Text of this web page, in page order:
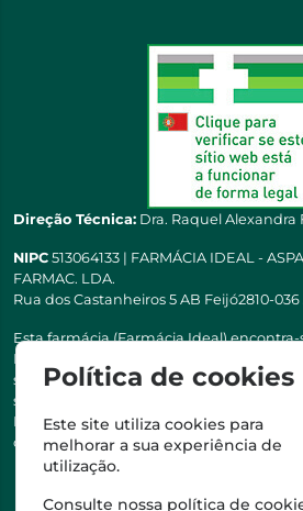
Direção Técnica: Dra. Raquel
NIPC 513064133 | FARMÁCIA IDEAL -
FARMAC. LDA.
Rua dos Castanheiros 5 AB Feijó2810-
Esta farmácia (Farmácia Ideal)
INFARMED para a dispensa de
saúde ao domicílio e através da internet.
sua receita tiver MSRM, MNSRM,
Manipulados, estes só podem ser
concelhos: Almada, Seixal, Sesimbra,
Política de cookies
Este site utiliza cookies para
melhorar a sua experiência de
utilização.
Consulte nossa política de